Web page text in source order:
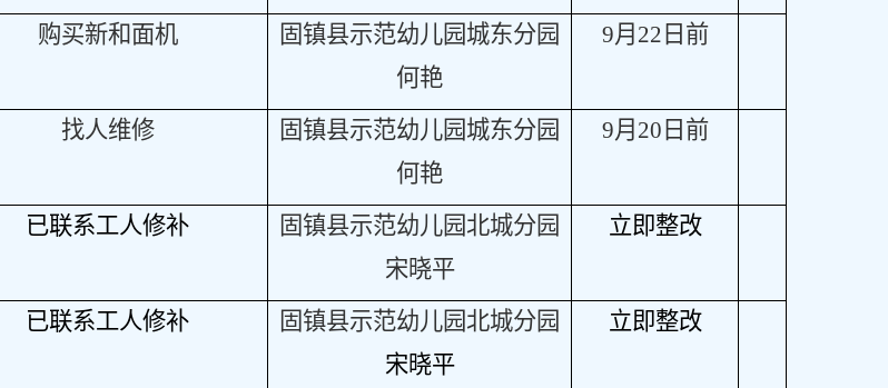
购买新和面机
固镇县示范幼儿园城东分园
何艳
9月22日前
找人维修
固镇县示范幼儿园城东分园
何艳
9月20日前
已联系工人修补
固镇县示范幼儿园北城分园
宋晓平
立即整改
已联系工人修补
固镇县示范幼儿园北城分园
宋晓平
立即整改